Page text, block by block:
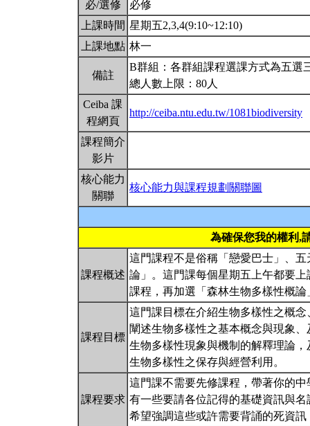
必/選修
必修
上課時間 星期五2,3,4(9:10~12:10)
上課地點 林一
備註
B群組：各群組課程選課方式為五選
總人數上限：80人
Ceiba 課
程網頁
http://ceiba.ntu.edu.tw/1081biodiversity
課程簡介
影片
核心能力
關聯
核心能力與課程規劃關聯圖
為確保您我的權利,
課程概述
這門課程不是俗稱「戀愛巴士」、
論」。這門課每個星期五上午都要
課程，再加選「森林生物多樣性概
課程目標
這門課目標在介紹生物多樣性之概
闡述生物多樣性之基本概念與現象
生物多樣性現象與機制的解釋理論
生物多樣性之保存與經營利用。
課程要求
這門課不需要先修課程，帶著你的
有一些要請各位記得的基礎資訊與
希望強調這些或許需要背誦的死資